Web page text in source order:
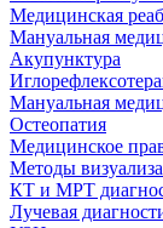
Медицинская
Мануальная
Акупунктура
Мануальная
Остеопатия
Медицинское
Методы
КТ и МРТ
Лучевая